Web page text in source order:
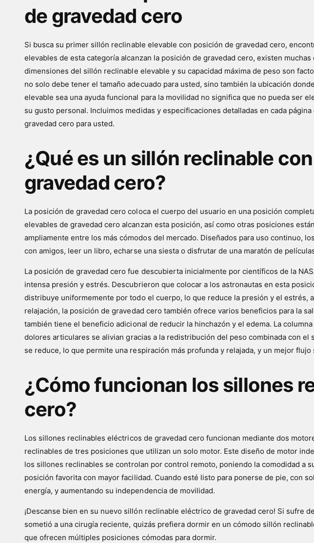
t
e
n
d
a
de gravedad cero
Si busca su primer sillón reclinable elevable con posición de gravedad cero,
elevables de esta categoría alcanzan la posición de gravedad cero, existen
dimensiones del sillón reclinable elevable y su capacidad máxima de peso son
no solo debe tener el tamaño adecuado para usted, sino también la ubicación
elevable sea una ayuda funcional para la movilidad no significa que no pueda ser
su gusto personal. Incluimos medidas y especificaciones detalladas en cada
gravedad cero para usted.
¿Qué es un sillón reclinable
gravedad cero?
La posición de gravedad cero coloca el cuerpo del usuario en una posición
elevables de gravedad cero alcanzan esta posición, así como otras posiciones
ampliamente entre los más cómodos del mercado. Diseñados para uso continuo,
con amigos, leer un libro, echarse una siesta o disfrutar de una maratón de
La posición de gravedad cero fue descubierta inicialmente por científicos de la
intensa presión y estrés. Descubrieron que colocar a los astronautas en esta
distribuye uniformemente por todo el cuerpo, lo que reduce la presión y el estrés,
relajación, la posición de gravedad cero también ofrece varios beneficios para la
también tiene el beneficio adicional de reducir la hinchazón y el edema. La
dolores articulares se alivian gracias a la redistribución del peso combinada con
se reduce, lo que permite una respiración más profunda y relajada, y un mejor flujo
¿Cómo funcionan los sillones
cero?
Los sillones reclinables eléctricos de gravedad cero funcionan mediante dos
reclinables de tres posiciones que utilizan un solo motor. Este diseño de motor
los sillones reclinables se controlan por control remoto, poniendo la comodidad a
posición favorita con mayor facilidad. Cuando esté listo para ponerse de pie, con
energía, y aumentando su independencia de movilidad.
¡Descanse bien en su nuevo sillón reclinable eléctrico de gravedad cero! Si sufre
sometió a una cirugía reciente, quizás prefiera dormir en un cómodo sillón
que ofrecen múltiples posiciones cómodas para dormir.